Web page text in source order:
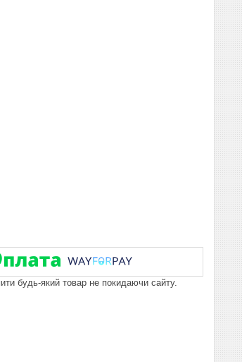
будь-який товар не покидаючи сайту.